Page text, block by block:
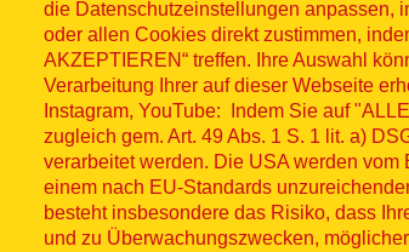
die Datenschutzeinstellungen anpassen,
oder allen Cookies direkt zustimmen,
AKZEPTIEREN“ treffen. Ihre Auswahl
Verarbeitung Ihrer auf dieser Webseite
Instagram, YouTube: Indem Sie auf
zugleich gem. Art. 49 Abs. 1 S. 1 lit. a)
verarbeitet werden. Die USA werden
einem nach EU-Standards
besteht insbesondere das Risiko, dass
und zu Überwachungszwecken,
© ASB
2026
Social